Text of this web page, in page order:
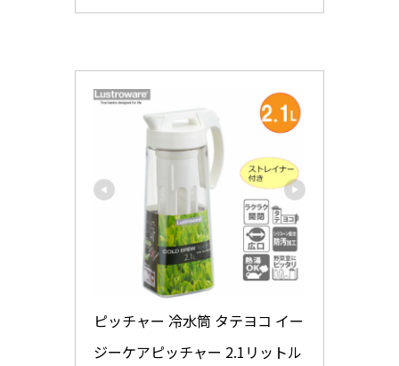
ピッチャー 冷水筒 タテヨコ イー
ジーケアピッチャー 2.1リットル